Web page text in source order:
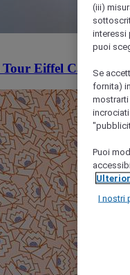
Eiffel
(iii)
interessi
puoi
Se
fornita)
Puoi
I nostri